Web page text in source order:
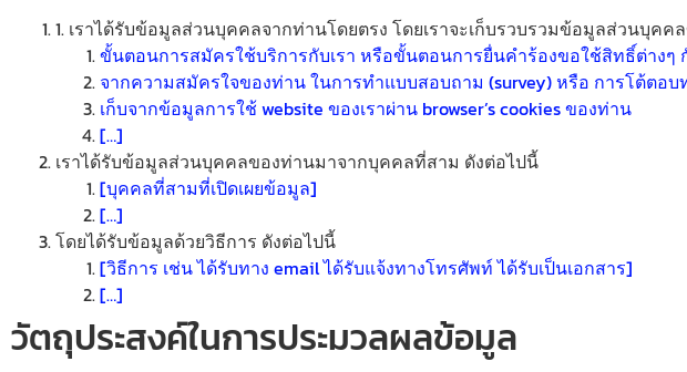
1. เราได้รับข้อมูลส่วนบุคคลจากท่านโดยตรง โดยเราจะเก็บรวบรวมข้อมูลส่วนบุค
ขั้นตอนการสมัครใช้บริการกับเรา หรือขั้นตอนการยื่นคำร้องขอใช้สิทธิ์ต่างๆ
จากความสมัครใจของท่าน ในการทำแบบสอบถาม (survey) หรือ การโต้ตอ
เก็บจากข้อมูลการใช้ website ของเราผ่าน browser’s cookies ของท่าน
[…]
เราได้รับข้อมูลส่วนบุคคลของท่านมาจากบุคคลที่สาม ดังต่อไปนี้
[บุคคลที่สามที่เปิดเผยข้อมูล]
[…]
โดยได้รับข้อมูลด้วยวิธีการ ดังต่อไปนี้
[วิธีการ เช่น ได้รับทาง email ได้รับแจ้งทางโทรศัพท์ ได้รับเป็นเอกสาร]
[…]
วัตถุประสงค์ในการประมวลผลข้อมูล